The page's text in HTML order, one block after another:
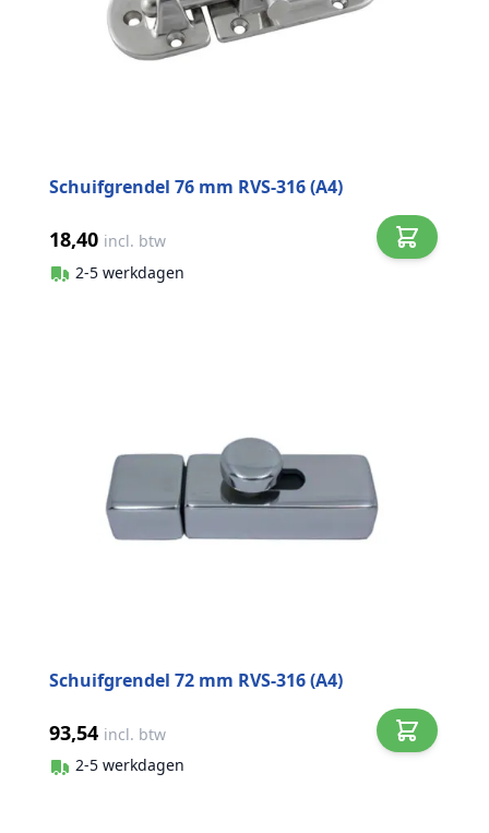
Schuifgrendel 76 mm RVS-316 (A4)
18,40 incl. btw
2-5 werkdagen
Schuifgrendel 72 mm RVS-316 (A4)
93,54 incl. btw
2-5 werkdagen